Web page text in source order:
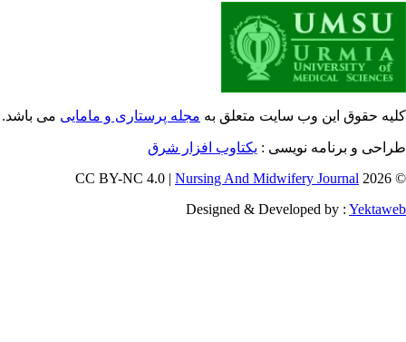
حقوق این وب سایت متعلق بهمجله پرستاری و ماماییمی باشد.
و برنامه نویسی : یکتاوب افزار شرق
©
Nursing And Midwifery Journal
Designed & Developed by :